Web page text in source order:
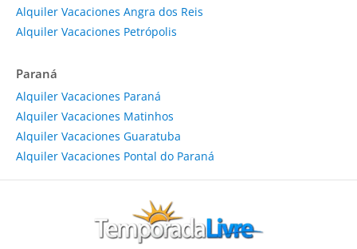
Alquiler Vacaciones Angra dos Reis
Alquiler Vacaciones Petrópolis
Paraná
Alquiler Vacaciones Paraná
Alquiler Vacaciones Matinhos
Alquiler Vacaciones Guaratuba
Alquiler Vacaciones Pontal do Paraná